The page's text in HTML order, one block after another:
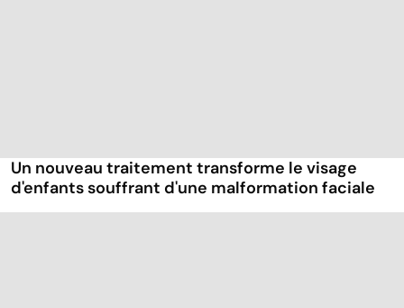
Un nouveau traitement transforme le visage
d'enfants souffrant d'une malformation faciale